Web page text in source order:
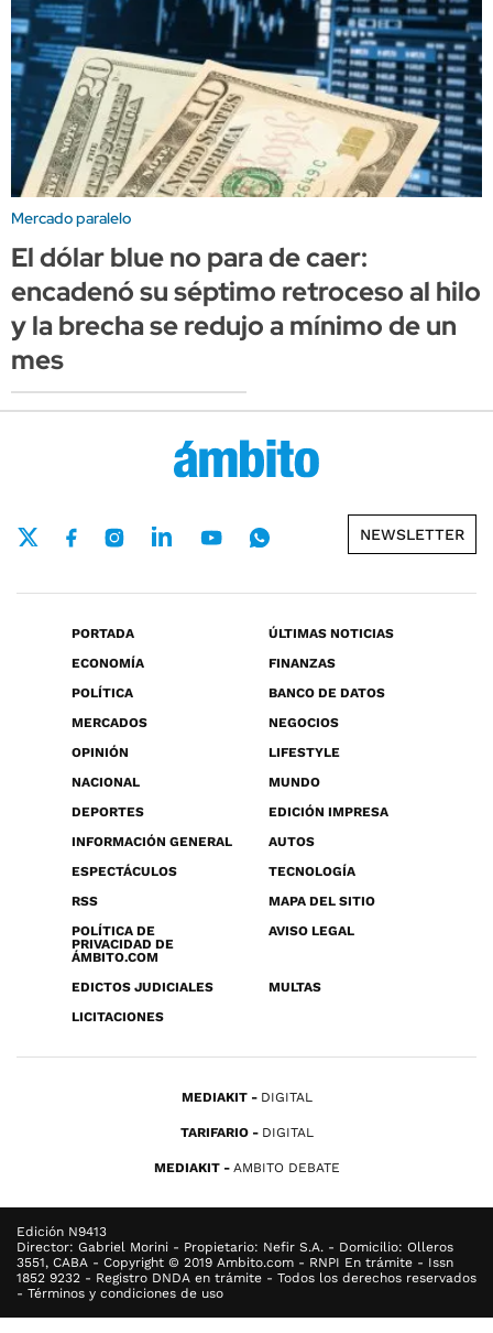
Mercado paralelo
El dólar blue no para de caer:
encadenó su séptimo retroceso al hilo
y la brecha se redujo a mínimo de un
mes
NEWSLETTER
PORTADA
ÚLTIMAS NOTICIAS
ECONOMÍA
FINANZAS
POLÍTICA
BANCO DE DATOS
MERCADOS
NEGOCIOS
OPINIÓN
LIFESTYLE
NACIONAL
MUNDO
DEPORTES
EDICIÓN IMPRESA
INFORMACIÓN GENERAL
AUTOS
ESPECTÁCULOS
TECNOLOGÍA
RSS
MAPA DEL SITIO
POLÍTICA DE
PRIVACIDAD DE
ÁMBITO.COM
AVISO LEGAL
EDICTOS JUDICIALES
MULTAS
LICITACIONES
MEDIAKIT DIGITAL
TARIFARIO DIGITAL
MEDIAKIT AMBITO DEBATE
Edición N9413
Director: Gabriel Morini - Propietario: Nefir S.A. - Domicilio: Olleros
3551, CABA - Copyright © 2019 Ambito.com - RNPI En trámite - Issn
1852 9232 - Registro DNDA en trámite - Todos los derechos reservados
- Términos y condiciones de uso